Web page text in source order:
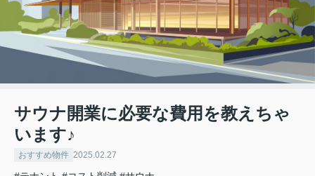
サウナ開業に必要な費用を教えちゃ
います♪
おすすめ物件 2025.02.27